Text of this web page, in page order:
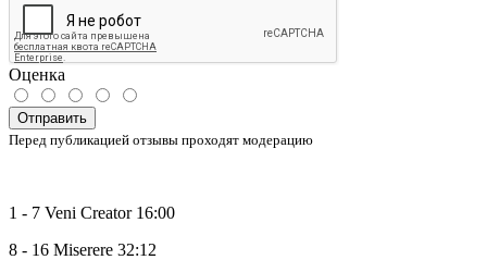
Оценка
Отправить
Перед публикацией отзывы проходят модерацию
1 - 7 Veni Creator 16:00
8 - 16 Miserere 32:12